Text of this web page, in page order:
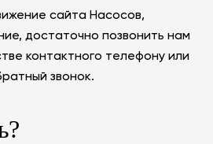
сайта Насосов,
достаточно позвонить нам
контактного телефону или
звонок.